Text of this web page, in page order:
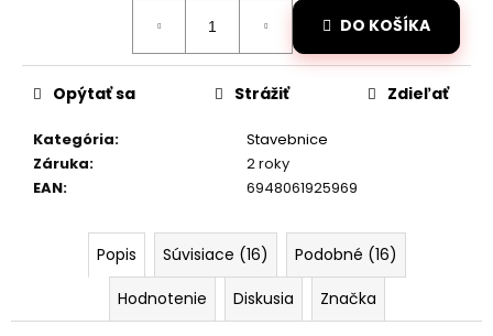
DO KOŠÍKA
Kategória:
Stavebnice
Záruka:
2 roky
EAN: 6948061925969
Opýtať sa Strážiť Zdieľať
Popis Súvisiace (16)
Podobné (16)
Hodnotenie
Diskusia Značka
e
OVLÁDANÝ
JCB
TRAKTOR
BAGER
€66